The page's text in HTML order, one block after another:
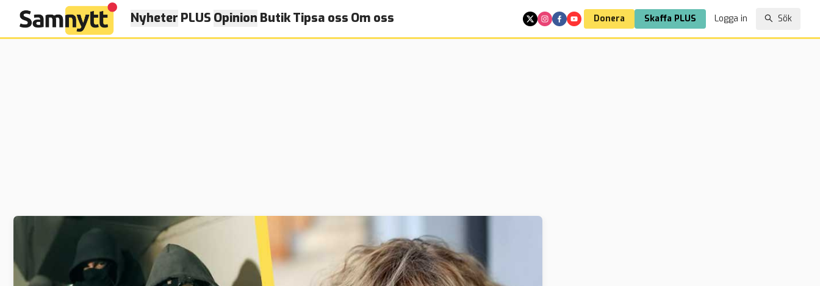
Nyheter PLUS Opinion ButikTipsa oss Om oss Donera Skaffa PLUS Logga in Sök